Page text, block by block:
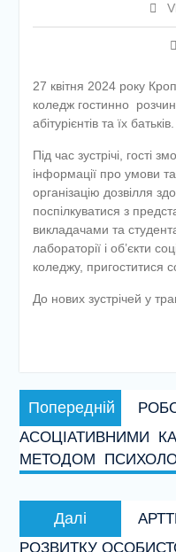
27 квітня 2024 року
коледж гостинно
абітурієнтів та їх батьків.
Під час зустрічі, гості
інформації про умови
організацію дозвілля
поспілкуватися з
викладачами та
лабораторії і об’єкти
коледжу,
До нових зустрічей у
Навігація
записів
Попередній
запис:
АСОЦІАТИВНИМИ
МЕТОДОМ
Далі
запис:
РОЗВИТКУ